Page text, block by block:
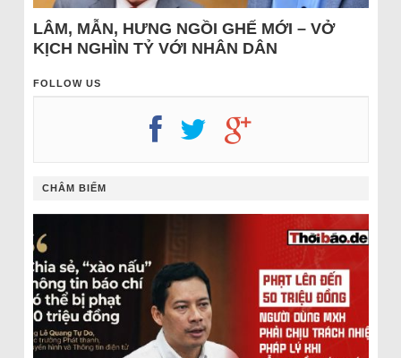
LÂM, MẪN, HƯNG NGỒI GHẾ MỚI – VỞ
KỊCH NGHÌN TỶ VỚI NHÂN DÂN
FOLLOW US
CHÂM BIẾM